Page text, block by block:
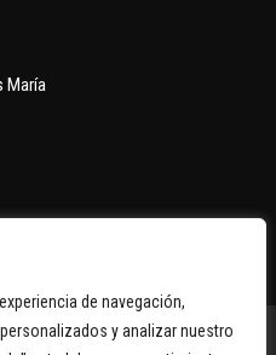
de navegación,
y analizar nuestro
María